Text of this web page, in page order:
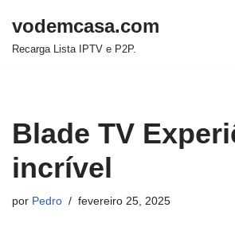
Pular
vodemcasa.com
Recarga Lista IPTV e P2P.
Blade TV
incrível
por Pedro fevereiro 25, 2025